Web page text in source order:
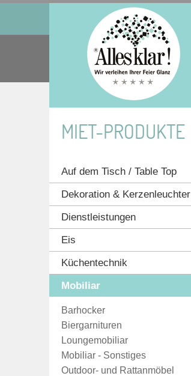
MIET-PRODUKTE
Auf dem Tisch / Table Top
Dekoration & Kerzenleuchter
Dienstleistungen
Eis
Küchentechnik
Mobiliar
Barhocker
Biergarnituren
Loungemobiliar
Mobiliar - Sonstiges
Outdoor- und Rattanmöbel